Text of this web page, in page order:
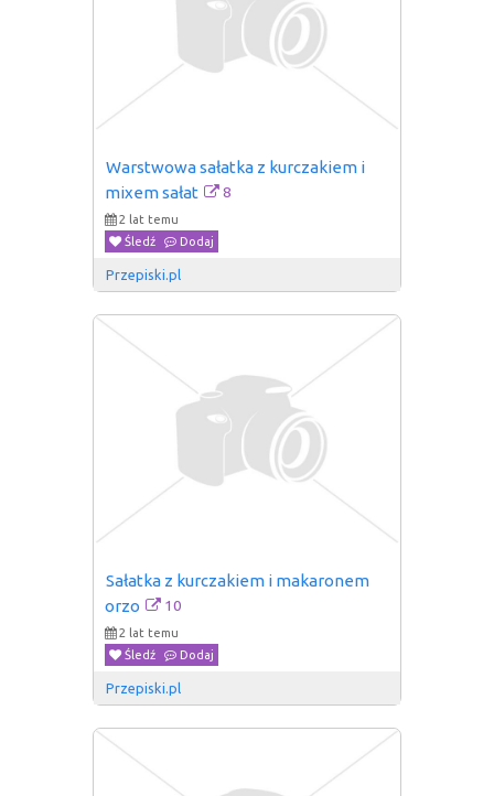
Warstwowa sałatka z kurczakiem i
mixem sałat
8
2 lat temu
Śledź
Dodaj
Przepiski.pl
Sałatka z kurczakiem i makaronem
orzo
10
2 lat temu
Śledź
Dodaj
Przepiski.pl